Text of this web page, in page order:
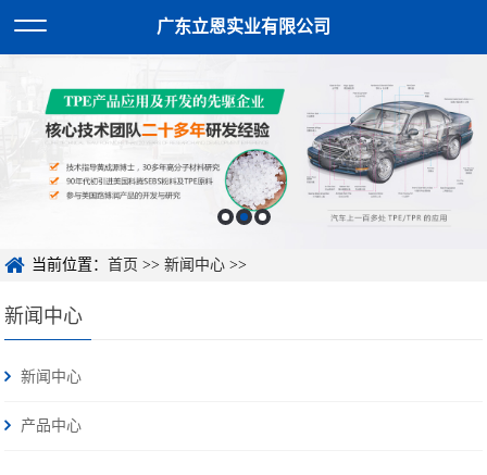
广东立恩实业有限公司
当前位置：首页 >>新闻中心 >>
新闻中心
新闻中心
产品中心